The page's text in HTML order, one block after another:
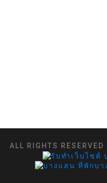
ALL RIGHTS